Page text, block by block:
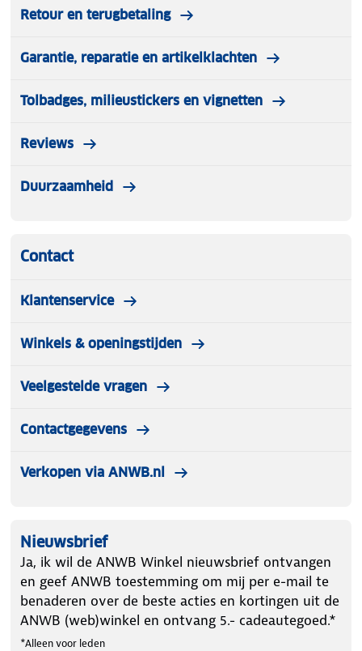
Retour en terugbetaling
Garantie, reparatie en artikelklachten
Tolbadges, milieustickers en vignetten
Reviews
Duurzaamheid
Contact
Klantenservice
Winkels & openingstijden
Veelgestelde vragen
Contactgegevens
Verkopen via ANWB.nl
Nieuwsbrief
Ja, ik wil de ANWB Winkel nieuwsbrief ontvangen
en geef ANWB toestemming om mij per e-mail te
benaderen over de beste acties en kortingen uit de
ANWB (web)winkel en ontvang 5.- cadeautegoed.*
*Alleen voor leden